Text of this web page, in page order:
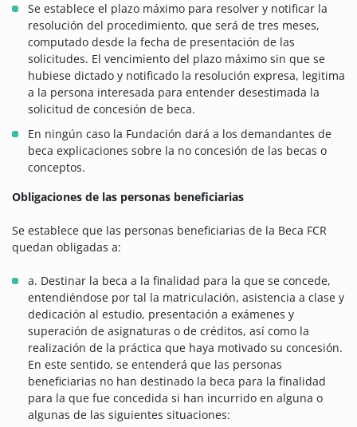
Se establece el plazo máximo para resolver y notificar la
resolución del procedimiento, que será de tres meses,
computado desde la fecha de presentación de las
solicitudes. El vencimiento del plazo máximo sin que se
hubiese dictado y notificado la resolución expresa, legitima
a la persona interesada para entender desestimada la
solicitud de concesión de beca.
En ningún caso la Fundación dará a los demandantes de
beca explicaciones sobre la no concesión de las becas o
conceptos.
Obligaciones de las personas beneficiarias
Se establece que las personas beneficiarias de la Beca FCR
quedan obligadas a:
a. Destinar la beca a la finalidad para la que se concede,
entendiéndose por tal la matriculación, asistencia a clase y
dedicación al estudio, presentación a exámenes y
superación de asignaturas o de créditos, así como la
realización de la práctica que haya motivado su concesión.
En este sentido, se entenderá que las personas
beneficiarias no han destinado la beca para la finalidad
para la que fue concedida si han incurrido en alguna o
algunas de las siguientes situaciones: